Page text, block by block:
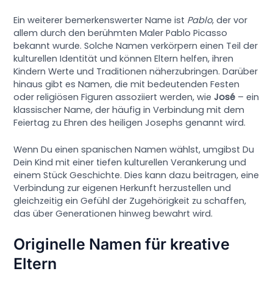
Ein weiterer bemerkenswerter Name ist Pablo, der vor
allem durch den berühmten Maler Pablo Picasso
bekannt wurde. Solche Namen verkörpern einen Teil der
kulturellen Identität und können Eltern helfen, ihren
Kindern Werte und Traditionen näherzubringen. Darüber
hinaus gibt es Namen, die mit bedeutenden Festen
oder religiösen Figuren assoziiert werden, wieJosé – ein
klassischer Name, der häufig in Verbindung mit dem
Feiertag zu Ehren des heiligen Josephs genannt wird.
Wenn Du einen spanischen Namen wählst, umgibst Du
Dein Kind mit einer tiefen kulturellen Verankerung und
einem Stück Geschichte. Dies kann dazu beitragen, eine
Verbindung zur eigenen Herkunft herzustellen und
gleichzeitig ein Gefühl der Zugehörigkeit zu schaffen,
das über Generationen hinweg bewahrt wird.
Originelle Namen für kreative
Eltern